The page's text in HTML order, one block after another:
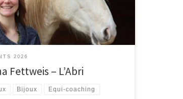
2026
Fettweis – L’Abri
Bijoux Equi-coaching